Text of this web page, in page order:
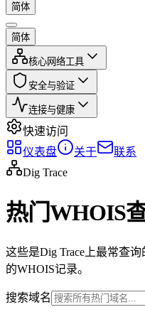
简体
简体
核心网络工具
安全与验证
连接与健康
快速访问
仪表盘
关于
联系
Dig Trace
热门WHOIS
这些是Dig Trace上最常查
的WHOIS记录。
搜索域名